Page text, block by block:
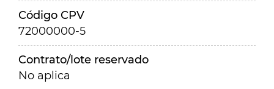
Código CPV
72000000-5
Contrato/lote reservado
No aplica